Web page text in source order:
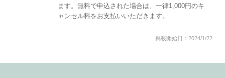
ます。無料で申込された場合は、一律1,000円のキ
ャンセル料をお支払いいただきます。
掲載開始日：2024/1/22